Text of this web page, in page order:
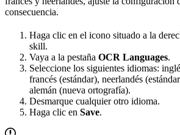
consecuencia.
Haga clic en el icono situado a la
skill.
Vaya a la pestaña OCR Languages.
Seleccione los siguientes idiomas:
francés (estándar), neerlandés
alemán (nueva ortografía).
Desmarque cualquier otro idioma.
Haga clic en Save.